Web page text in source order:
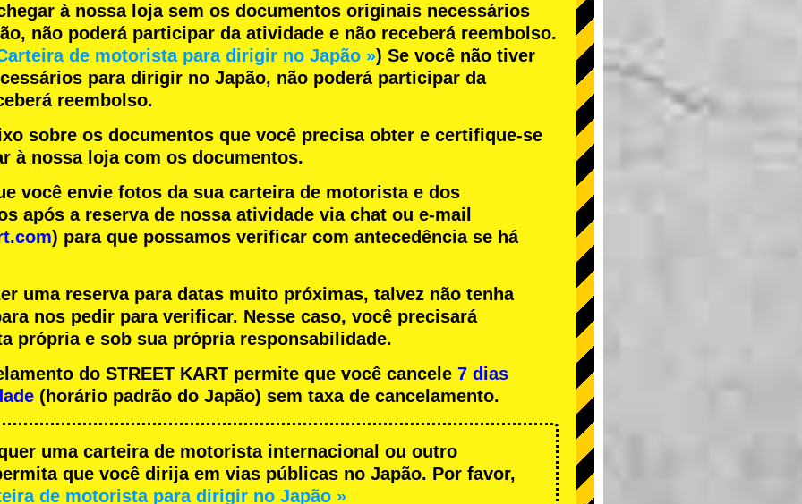
à nossa loja sem os documentos originais necessários
não poderá participar da atividade e não receberá reembolso.
de motorista para dirigir no Japão ») Se você não tiver
para dirigir no Japão, não poderá participar da
reembolso.
sobre os documentos que você precisa obter e certifique-se
à nossa loja com os documentos.
você envie fotos da sua carteira de motorista e dos
após a reserva de nossa atividade via chat ou e-mail
) para que possamos verificar com antecedência se há
uma reserva para datas muito próximas, talvez não tenha
nos pedir para verificar. Nesse caso, você precisará
própria e sob sua própria responsabilidade.
do STREET KART permite que você cancele 7 dias
(horário padrão do Japão) sem taxa de cancelamento.
uma carteira de motorista internacional ou outro
que você dirija em vias públicas no Japão. Por favor,
de motorista para dirigir no Japão »